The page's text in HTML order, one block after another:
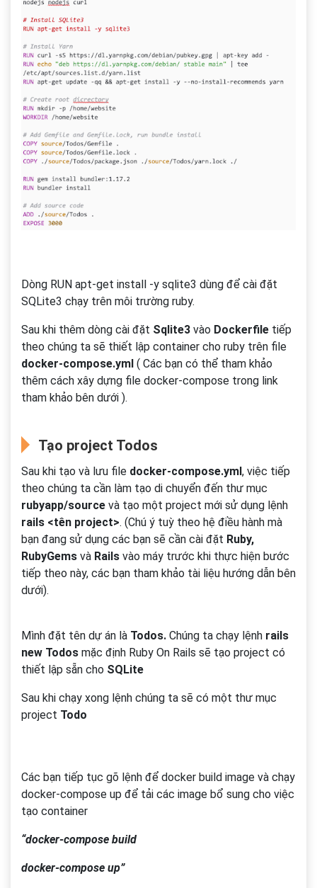
Dòng RUN apt-get install -y sqlite3 dùng để cài đặt
SQLite3 chạy trên môi trường ruby.
Sau khi thêm dòng cài đặt Sqlite3 vào Dockerfile tiếp
theo chúng ta sẽ thiết lập container cho ruby trên file
docker-compose.yml ( Các bạn có thể tham khảo
thêm cách xây dựng file docker-compose trong link
tham khảo bên dưới ).
Tạo project Todos
Sau khi tạo và lưu file docker-compose.yml, việc tiếp
theo chúng ta cần làm tạo di chuyển đến thư mục
rubyapp/source và tạo một project mới sử dụng lệnh
rails <tên project>. (Chú ý tuỳ theo hệ điều hành mà
bạn đang sử dụng các bạn sẽ cần cài đặt Ruby,
RubyGems và Rails vào máy trước khi thực hiện bước
tiếp theo này, các bạn tham khảo tài liệu hướng dẫn bên
dưới).
Mình đặt tên dự án là Todos. Chúng ta chạy lệnh rails
new Todos mặc định Ruby On Rails sẽ tạo project có
thiết lập sẵn cho SQLite
Sau khi chạy xong lệnh chúng ta sẽ có một thư mục
project Todo
Các bạn tiếp tục gõ lệnh để docker build image và chạy
docker-compose up để tải các image bổ sung cho việc
tạo container
“docker-compose build
docker-compose up”